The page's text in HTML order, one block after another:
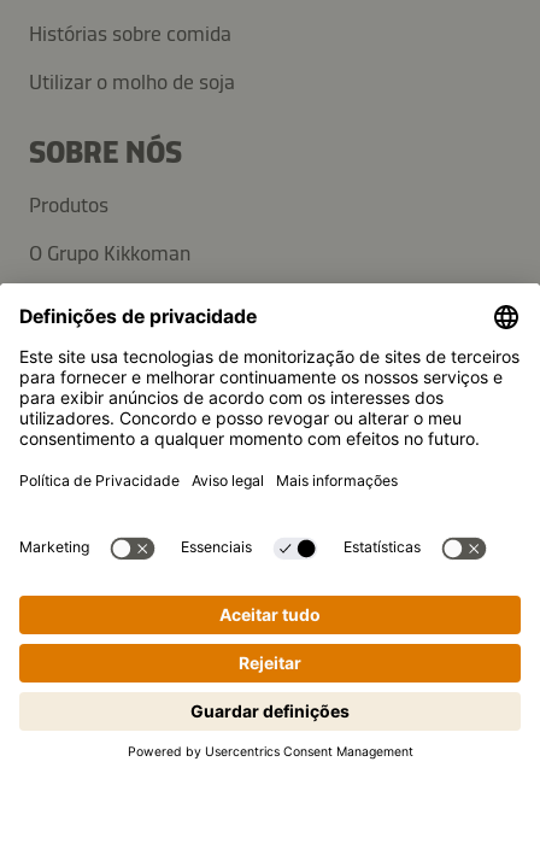
Cozinhar passo a passo de forma
fácil! Toque para iniciar.
Histórias sobre comida
Utilizar o molho de soja
SOBRE NÓS
Produtos
O Grupo Kikkoman
APOIO AO CLIENTE
Perguntas frequentes
Contactos
A Kikkoman é uma marca registada da Kikkoman Corporation,
Japan.
© Kikkoman Trading Europe GmbH 2023 – 2026
Theodorstraße 180, 40472 Düsseldorf, Alemanha
Registo no Tribunal da Comarca de Düsseldorf: HRB 35856